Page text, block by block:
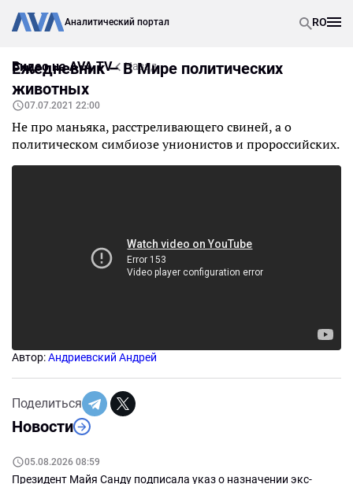
Аналитический портал RO
Видео на AVA TV Назад
Новости
05.08.2026 08:59
Президент Майя Санду подписала указ о назначении экс-
Ежедневник – В Мире политических
животных
07.07.2021 22:00
Не про маньяка, расстреливающего свиней, а о
политическом симбиозе унионистов и пророссийских.
Автор:Андриевский Андрей
Поделиться